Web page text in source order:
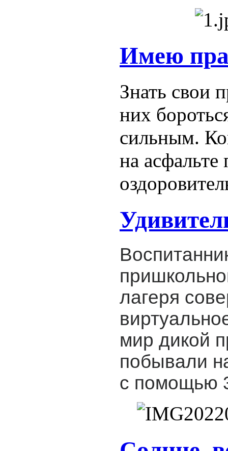
Имею
Знать свои
них
сильным.
на
лагеря
мир дикой
побывали
с помощью